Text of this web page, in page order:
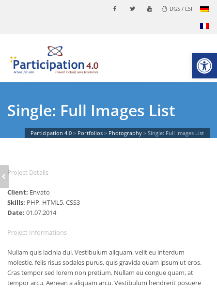
DGS / LSF
Single: Full Images List
Participation 4.0 > Portfolios > Photography > Single: Full Images List
Project Details
Client: Envato
Skills: PHP, HTML5, CSS3
Date: 01.07.2014
Project Informations
Nullam quis lacinia dui. Vestibulum aliquam, velit eu interdum
molestie, felis risus sodales purus, quis gravida quam ipsum ut eros.
Cras tempor sed lorem non pretium. Nullam eu congue quam, at
tempor arcu. Aenean a aliquam arcu. Vestibulum hendrerit posuere
SINGLE: FULL VIDEO